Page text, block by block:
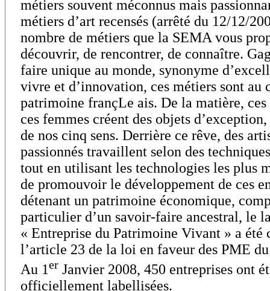
métiers souvent méconnus mais
métiers d’art recensés (arrêté du 12/12/
nombre de métiers que la SEMA vous
découvrir, de rencontrer, de connaître.
faire unique au monde, synonyme
vivre et d’innovation, ces métiers sont au
patrimoine françLe ais. De la matière, ces
ces femmes créent des objets
de nos cinq sens. Derrière ce rêve, des
passionnés travaillent selon des
tout en utilisant les technologies les plus
de promouvoir le développement de ces
détenant un patrimoine économique,
particulier d’un savoir-faire ancestral, le
« Entreprise du Patrimoine Vivant » a été
l’article 23 de la loi en faveur des PME
Au 1er Janvier 2008, 450 entreprises ont
officiellement labellisées.